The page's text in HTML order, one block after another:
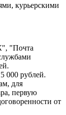
курьерскими
"Почта
000 рублей.
для
первую
от